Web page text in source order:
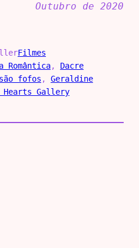
Outubro de 2020
Filmes
Romântica, Dacre
fofos , Geraldine
Hearts Gallery